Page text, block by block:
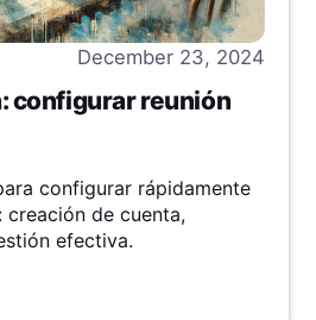
December 23, 2024
configurar reunión
configurar rápidamente
creación de cuenta,
efectiva.